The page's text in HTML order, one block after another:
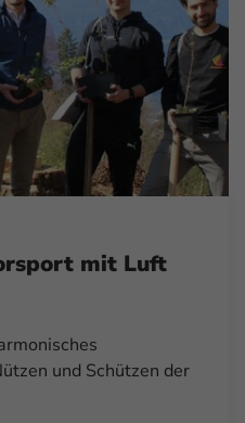
mit Luft
und Schützen der